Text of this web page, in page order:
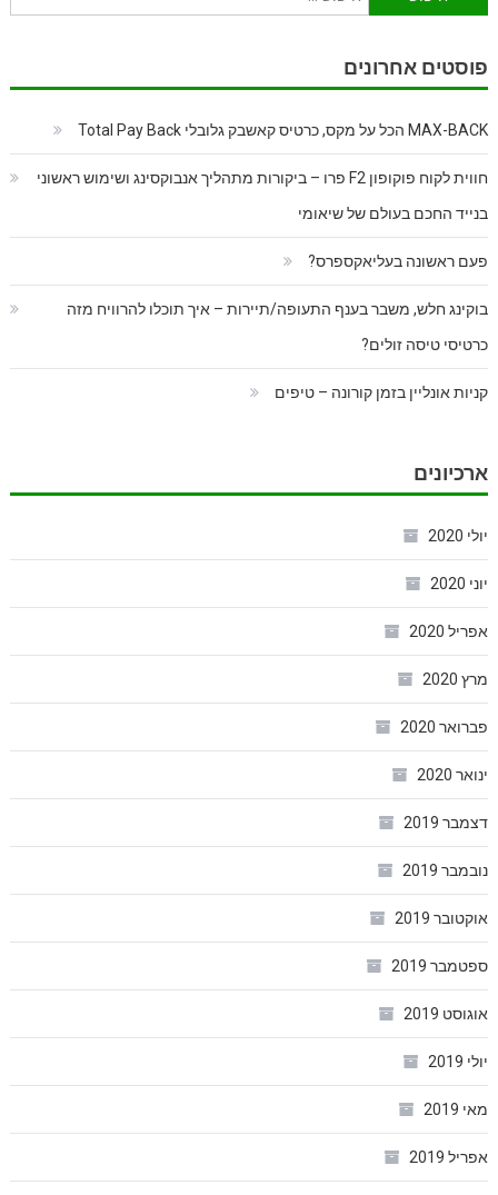
פוסטים אחרונים
MAX-BACK הכל על מקס, כרטיס קאשבק גלובלי Total Pay Back
חווית לקוח פוקופון F2 פרו – ביקורות מתהליך אנבוקסינג ושימוש ראשוני
בנייד החכם בעולם של שיאומי
פעם ראשונה בעליאקספרס?
בוקינג חלש, משבר בענף התעופה/תיירות – איך תוכלו להרוויח מזה
כרטיסי טיסה זולים?
קניות אונליין בזמן קורונה – טיפים
ארכיונים
יולי 2020
יוני 2020
אפריל 2020
מרץ 2020
פברואר 2020
ינואר 2020
דצמבר 2019
נובמבר 2019
אוקטובר 2019
ספטמבר 2019
אוגוסט 2019
יולי 2019
מאי 2019
אפריל 2019